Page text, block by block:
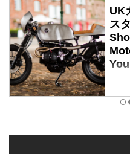
UK
ス
以
基